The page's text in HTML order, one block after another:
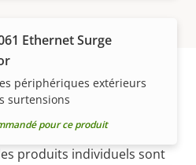
Ethernet Surge
périphériques extérieurs
surtensions
pour ce produit
produits individuels sont